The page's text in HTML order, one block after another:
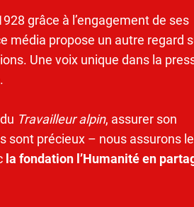
grâce à l’engagement de ses
média propose un autre regard
Une voix unique dans la
Travailleur alpin, assurer son
sont précieux – nous assurons
la fondation l’Humanité en